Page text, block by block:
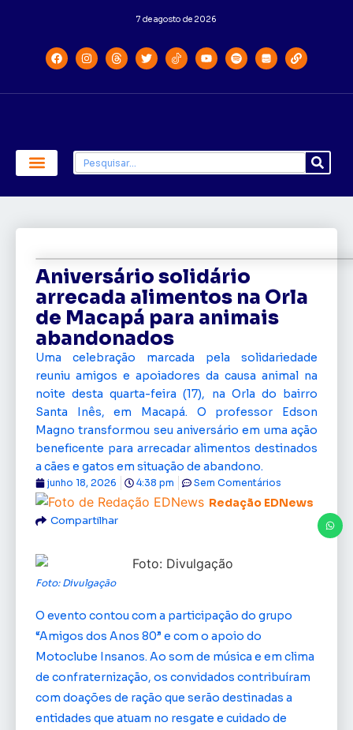
7 de agosto de 2026
Aniversário solidário
arrecada alimentos na Orla
de Macapá para animais
abandonados
Uma celebração marcada pela solidariedade
reuniu amigos e apoiadores da causa animal na
noite desta quarta-feira (17), na Orla do bairro
Santa Inês, em Macapá. O professor Edson
Magno transformou seu aniversário em uma ação
beneficente para arrecadar alimentos destinados
a cães e gatos em situação de abandono.
Redação EDNews
junho 18, 2026 4:38 pm Sem Comentários
Compartilhar
Foto: Divulgação
O evento contou com a participação do grupo
“Amigos dos Anos 80” e com o apoio do
Motoclube Insanos. Ao som de música e em clima
de confraternização, os convidados contribuíram
com doações de ração que serão destinadas a
entidades que atuam no resgate e cuidado de